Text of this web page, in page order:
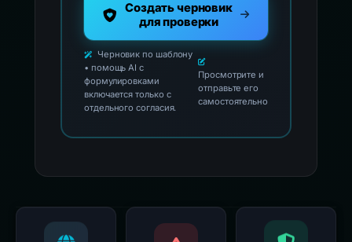
Создать черновик
для проверки
Черновик по шаблону
• помощь AI с
формулировками
включается только с
отдельного согласия.
Просмотрите и
отправьте его
самостоятельно